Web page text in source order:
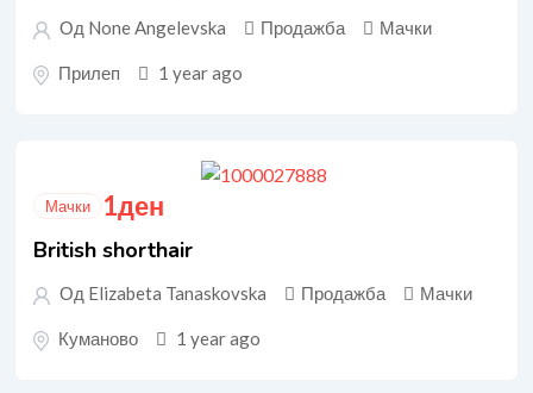
Од None Angelevska Продажба Мачки
Прилеп 1 year ago
Мачки 1ден
British shorthair
Од Elizabeta Tanaskovska Продажба Мачки
Куманово 1 year ago